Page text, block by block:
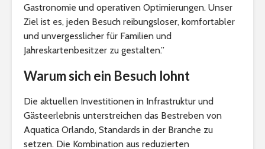
Gastronomie und operativen Optimierungen. Unser
Ziel ist es, jeden Besuch reibungsloser, komfortabler
und unvergesslicher für Familien und
Jahreskartenbesitzer zu gestalten.”
Warum sich ein Besuch lohnt
Die aktuellen Investitionen in Infrastruktur und
Gästeerlebnis unterstreichen das Bestreben von
Aquatica Orlando, Standards in der Branche zu
setzen. Die Kombination aus reduzierten